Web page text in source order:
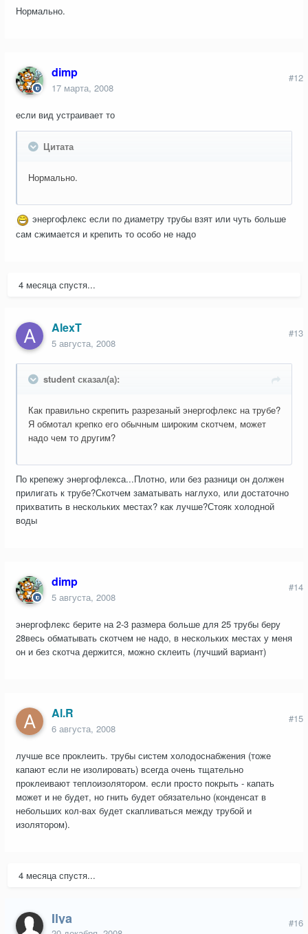
Нормально.
dimp
17 марта, 2008
#12
если вид устраивает то
Цитата
Нормально.
энергофлекс если по диаметру трубы взят или чуть больше
сам сжимается и крепить то особо не надо
4 месяца спустя...
AlexT
5 августа, 2008
#13
student сказал(а):
Как правильно скрепить разрезаный энергофлекс на трубе?
Я обмотал крепко его обычным широким скотчем, может
надо чем то другим?
По крепежу энергофлекса...Плотно, или без разници он должен
прилигать к трубе?Скотчем заматывать наглухо, или достаточно
прихватить в нескольких местах? как лучше?Стояк холодной
воды
dimp
5 августа, 2008
#14
энергофлекс берите на 2-3 размера больше для 25 трубы беру
28весь обматывать скотчем не надо, в нескольких местах у меня
он и без скотча держится, можно склеить (лучший вариант)
Al.R
6 августа, 2008
#15
лучше все проклеить. трубы систем холодоснабжения (тоже
капают если не изолировать) всегда очень тщательно
проклеивают теплоизолятором. если просто покрыть - капать
может и не будет, но гнить будет обязательно (конденсат в
небольших кол-вах будет скапливаться между трубой и
изолятором).
4 месяца спустя...
Ilya #16